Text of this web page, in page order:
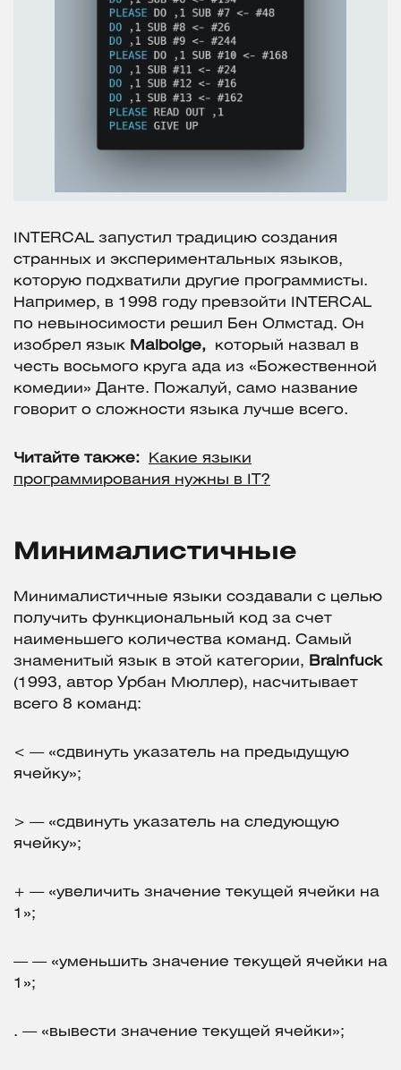
INTERCAL запустил традицию создания
странных и экспериментальных языков,
которую подхватили другие программисты.
Например, в 1998 году превзойти INTERCAL
по невыносимости решил Бен Олмстад. Он
изобрел язык Malbolge,
который назвал в
честь восьмого круга ада из «Божественной
комедии» Данте. Пожалуй, само название
говорит о сложности языка лучше всего.
Читайте также:
Какие языки
программирования нужны в IT?
Минималистичные
Минималистичные языки создавали с целью
получить функциональный код за счет
наименьшего количества команд. Самый
знаменитый язык в этой категории, Brainfuck
(1993, автор Урбан Мюллер), насчитывает
всего 8 команд:
< — «сдвинуть указатель на предыдущую
ячейку»;
> — «сдвинуть указатель на следующую
ячейку»;
+ — «увеличить значение текущей ячейки на
1»;
— — «уменьшить значение текущей ячейки на
1»;
. — «вывести значение текущей ячейки»;